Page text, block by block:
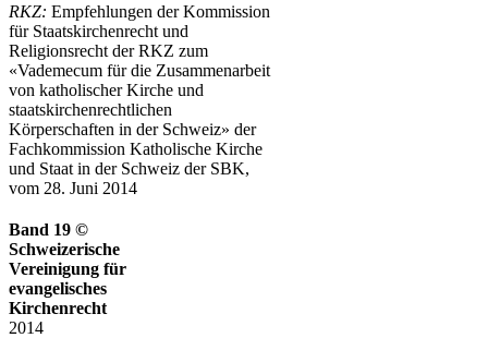
RKZ: Empfehlungen der Kommission
für Staatskirchenrecht und
Religionsrecht der RKZ zum
«Vademecum für die Zusammenarbeit
von katholischer Kirche und
staatskirchenrechtlichen
Körperschaften in der Schweiz» der
Fachkommission Katholische Kirche
und Staat in der Schweiz der SBK,
vom 28. Juni 2014
Band 19 ©
Schweizerische
Vereinigung für
evangelisches
Kirchenrecht
2014